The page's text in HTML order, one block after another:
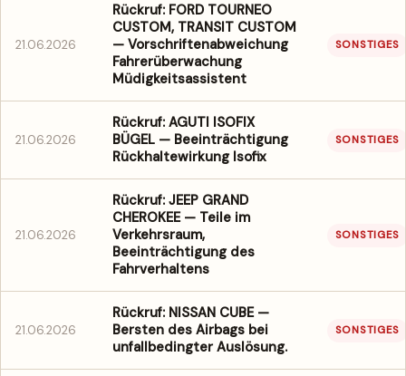
21.06.2026
Rückruf: FORD TOURNEO
CUSTOM, TRANSIT CUSTOM
— Vorschriftenabweichung
Fahrerüberwachung
Müdigkeitsassistent
SONSTIGES
21.06.2026
Rückruf: AGUTI ISOFIX
BÜGEL — Beeinträchtigung
Rückhaltewirkung Isofix
SONSTIGES
21.06.2026
Rückruf: JEEP GRAND
CHEROKEE — Teile im
Verkehrsraum,
Beeinträchtigung des
Fahrverhaltens
SONSTIGES
21.06.2026
Rückruf: NISSAN CUBE —
Bersten des Airbags bei
unfallbedingter Auslösung.
SONSTIGES